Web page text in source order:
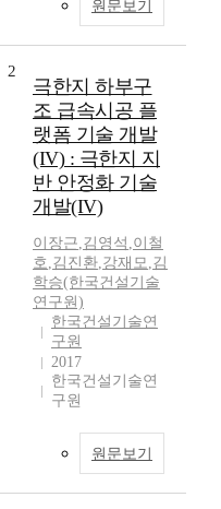
원문보기
2
극한지 하부구
조 급속시공 플
랫폼 기술 개발
(IV) : 극한지 지
반 안정화 기술
개발(IV)
이장근,김영석 ,이철
호,김진환,강재모,김
학승(한국건설기술
연구원)
한국건설기술연
구원
2017
한국건설기술연
구원
원문보기